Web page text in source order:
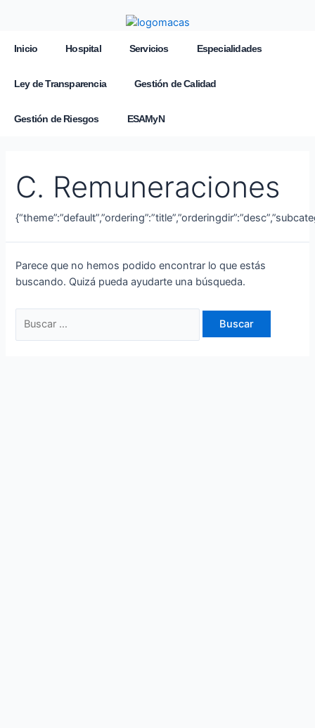
Inicio Hospital Servicios Especialidades
Ley de Transparencia Gestión de Calidad
Gestión de Riesgos ESAMyN
C. Remuneraciones
Parece que no hemos podido encontrar lo que estás
buscando. Quizá pueda ayudarte una búsqueda.